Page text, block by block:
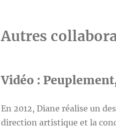
Autres
Vidéo :
En 2012, Diane réalise un
direction artistique et la